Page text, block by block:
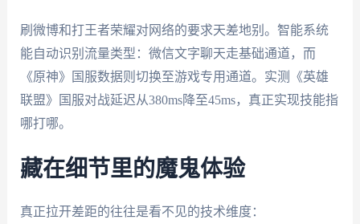
刷微博和打王者荣耀对网络的要求天差地别。智能系统
能自动识别流量类型：微信文字聊天走基础通道，而
《原神》国服数据则切换至游戏专用通道。实测《英雄
联盟》国服对战延迟从380ms降至45ms，真正实现技能指
哪打哪。
藏在细节里的魔鬼体验
真正拉开差距的往往是看不见的技术维度：